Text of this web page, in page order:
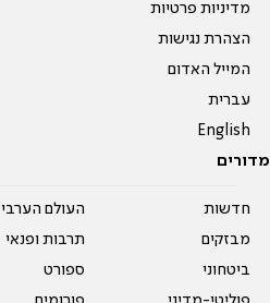
מדיניות פרטיות
הצהרת נגישות
המייל האדום
עברית
English
מדורים
חדשות
מבזקים
ביטחוני
העולם הערבי
תרבות ופנאי
ספורט